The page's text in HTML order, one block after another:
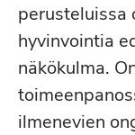
perusteluissa
hyvinvointia
näkökulma.
ilmenevien